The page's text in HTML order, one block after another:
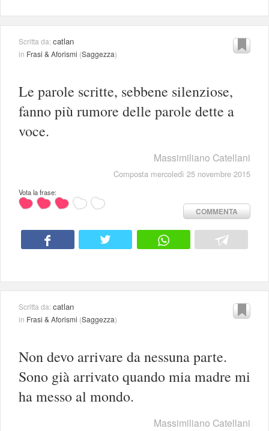
Scritta da:catlan
in Frasi & Aforismi (Saggezza)
Le parole scritte, sebbene silenziose,
fanno più rumore delle parole dette a
voce.
Massimiliano Catellani
Composta mercoledì 25 novembre 2015
Vota la frase:
COMMENTA
Scritta da:catlan
in Frasi & Aforismi (Saggezza)
Non devo arrivare da nessuna parte.
Sono già arrivato quando mia madre mi
ha messo al mondo.
Massimiliano Catellani